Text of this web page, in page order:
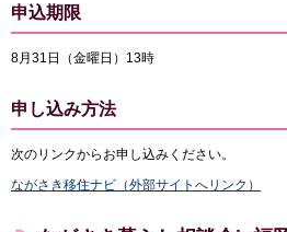
申込期限
8月31日（金曜日）13時
申し込み方法
次のリンクからお申し込みください。
ながさき移住ナビ（外部サイトへリンク）